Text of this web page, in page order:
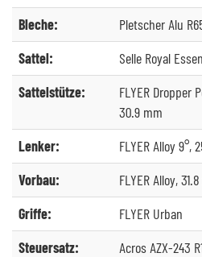
Bleche:
Pletscher Alu
Sattel:
Selle Royal
Sattelstütze:
FLYER Dropper
30.9 mm
Lenker:
FLYER Alloy 9°,
Vorbau:
FLYER Alloy,
Griffe:
FLYER Urban
Steuersatz:
Acros AZX-243